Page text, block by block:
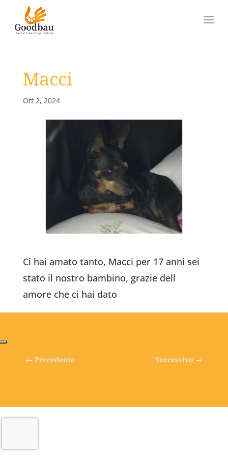
Macci
Ott 2, 2024
Ci hai amato tanto, Macci per 17 anni sei
stato il nostro bambino, grazie dell
amore che ci hai dato
← Precedente Successivo →